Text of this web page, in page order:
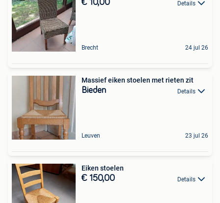
€ 10,00 Details
Brecht 24 jul 26
Massief eiken stoelen met rieten zit
Bieden Details
Leuven 23 jul 26
Eiken stoelen
€ 150,00 Details